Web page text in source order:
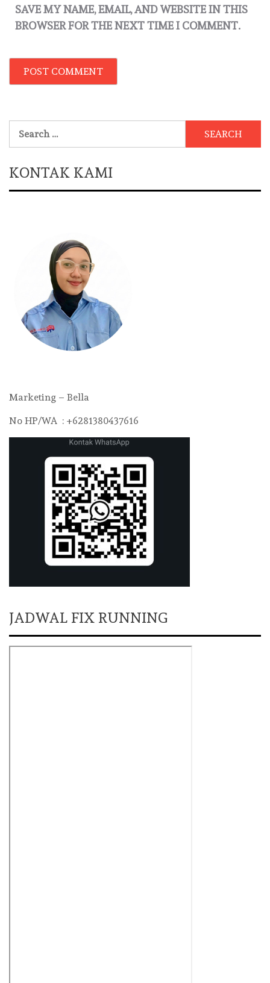
SAVE MY NAME, EMAIL, AND WEBSITE IN THIS
BROWSER FOR THE NEXT TIME I COMMENT.
KONTAK KAMI
Marketing – Bella
No HP/WA : +6281380437616
JADWAL FIX RUNNING